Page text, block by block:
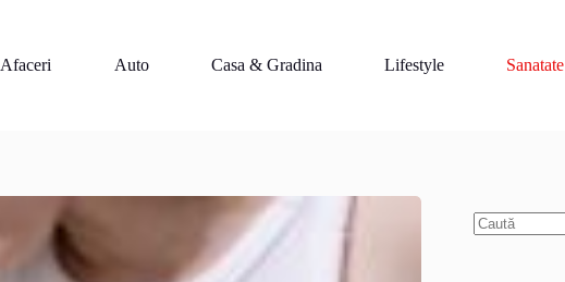
Afaceri
Auto Casa & Gradina Lifestyle Sanatate